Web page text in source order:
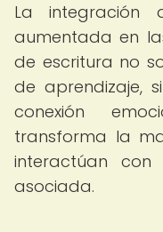
La
aumentada en
de escritura no
de aprendizaje,
conexión
transforma la
interactúan
asociada.